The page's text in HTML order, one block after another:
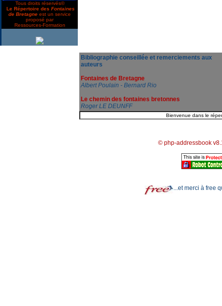
Tous droits réservés©
Le Répertoire des Fontaines
de Bretagne est un service
proposé par
Ressources-Formation
Bibliographie conseillée et remerciements aux
auteurs
Fontaines de Bretagne
Albert Poulain - Bernard Rio
Le chemin des fontaines bretonnes
Roger LE DEUNFF
© php-addressbook
...et merci à free